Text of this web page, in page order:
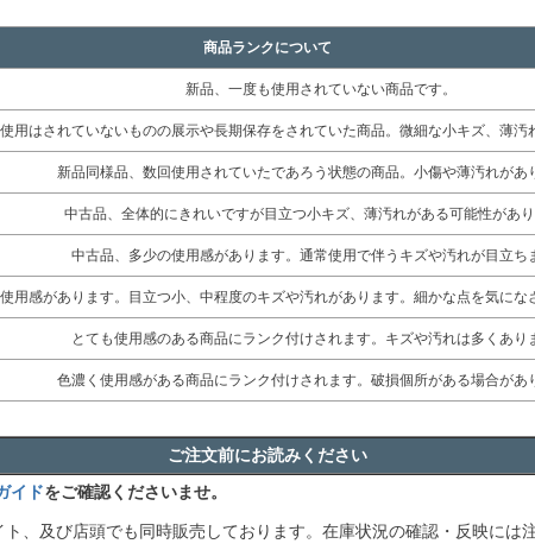
商品ランクについて
新品、一度も使用されていない商品です。
用はされていないものの展示や長期保存をされていた商品。微細な小キズ、薄汚
新品同様品、数回使用されていたであろう状態の商品。小傷や薄汚れがあ
中古品、全体的にきれいですが目立つ小キズ、薄汚れがある可能性があり
中古品、多少の使用感があります。通常使用で伴うキズや汚れが目立ち
用感があります。目立つ小、中程度のキズや汚れがあります。細かな点を気にな
とても使用感のある商品にランク付けされます。キズや汚れは多くあり
色濃く使用感がある商品にランク付けされます。破損個所がある場合があ
ご注文前にお読みください
イドをご確認くださいませ。
、及び店頭でも同時販売しております。在庫状況の確認・反映には